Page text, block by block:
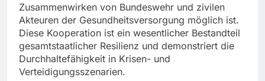
Zusammenwirken von Bundeswehr und zivilen
Akteuren der Gesundheitsversorgung möglich ist.
Diese Kooperation ist ein wesentlicher Bestandteil
gesamtstaatlicher Resilienz und demonstriert die
Durchhaltefähigkeit in Krisen- und
Verteidigungsszenarien.